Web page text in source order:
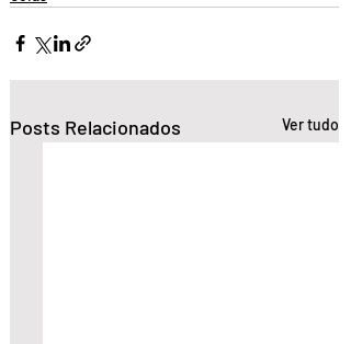
Posts Relacionados Ver tudo